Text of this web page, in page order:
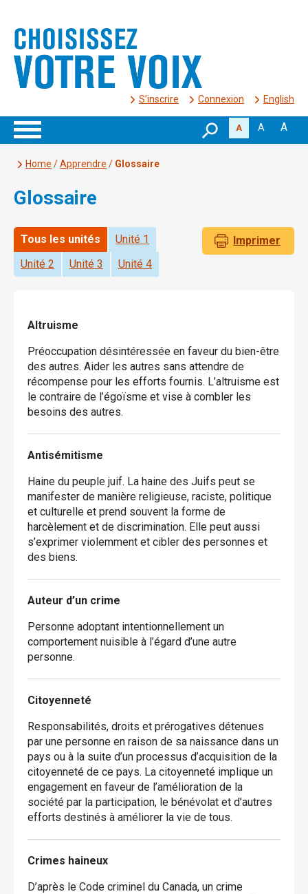
S’inscrire Connexion English
A A A
Home /Apprendre / Glossaire
Glossaire
Imprimer
Tous les unités
Unité 1
Unité 2
Unité 3 Unité 4
Altruisme
Préoccupation désintéressée en faveur du bien-être
des autres. Aider les autres sans attendre de
récompense pour les efforts fournis. L’altruisme est
le contraire de l’égoïsme et vise à combler les
besoins des autres.
Antisémitisme
Haine du peuple juif. La haine des Juifs peut se
manifester de manière religieuse, raciste, politique
et culturelle et prend souvent la forme de
harcèlement et de discrimination. Elle peut aussi
s’exprimer violemment et cibler des personnes et
des biens.
Auteur d’un crime
Personne adoptant intentionnellement un
comportement nuisible à l’égard d’une autre
personne.
Citoyenneté
Responsabilités, droits et prérogatives détenues
par une personne en raison de sa naissance dans un
pays ou à la suite d’un processus d’acquisition de la
citoyenneté de ce pays. La citoyenneté implique un
engagement en faveur de l’amélioration de la
société par la participation, le bénévolat et d’autres
efforts destinés à améliorer la vie de tous.
Crimes haineux
D’après le Code criminel du Canada, un crime